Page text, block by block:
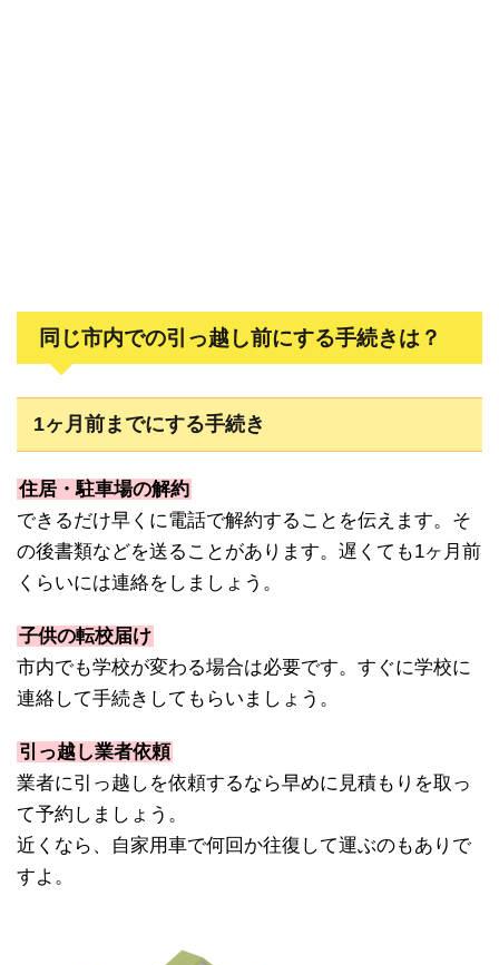
同じ市内での引っ越し前にする手続きは？
1ヶ月前までにする手続き
住居・駐車場の解約
できるだけ早くに電話で解約することを伝えます。そ
の後書類などを送ることがあります。遅くても1ヶ月前
くらいには連絡をしましょう。
子供の転校届け
市内でも学校が変わる場合は必要です。すぐに学校に
連絡して手続きしてもらいましょう。
引っ越し業者依頼
業者に引っ越しを依頼するなら早めに見積もりを取っ
て予約しましょう。
近くなら、自家用車で何回か往復して運ぶのもありで
すよ。